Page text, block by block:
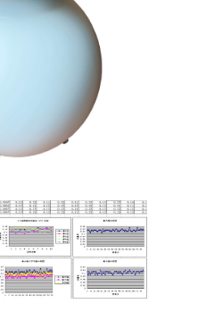
库和其他安检
辐射检测的场合